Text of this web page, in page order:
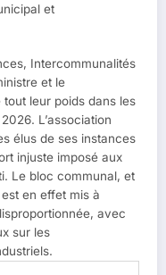
et
Intercommunalités
et le
leur poids dans les
L’association
élus de ses instances
injuste imposé aux
Le bloc communal, et
en effet mis à
avec
sur les